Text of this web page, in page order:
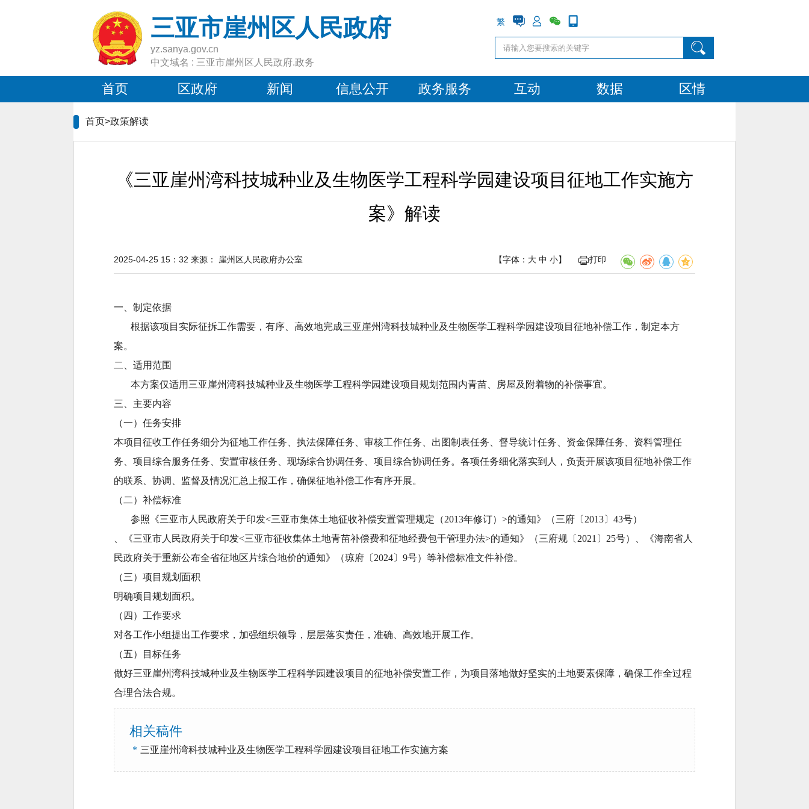
三亚市崖州区人民政府
yz.sanya.gov.cn
中文域名 : 三亚市崖州区人民政府.政务
繁
首页 区政府 新闻 信息公开 政务服务 互动 数据 区情
首页>政策解读
《三亚崖州湾科技城种业及生物医学工程科学园建设项目征地工作实施方
案》解读
【字体： 大 中 小】 打印
2025-04-25 15：32 来源： 崖州区人民政府办公室
一、制定依据
根据该项目实际征拆工作需要，有序、高效地完成三亚崖州湾科技城种业及生物医学工程科学园建设项目征地补偿工作，制定本方
案。
二、适用范围
本方案仅适用三亚崖州湾科技城种业及生物医学工程科学园建设项目规划范围内青苗、房屋及附着物的补偿事宜。
三、主要内容
（一）任务安排
本项目征收工作任务细分为征地工作任务、执法保障任务、审核工作任务、出图制表任务、督导统计任务、资金保障任务、资料管理任
务、项目综合服务任务、安置审核任务、现场综合协调任务、项目综合协调任务。各项任务细化落实到人，负责开展该项目征地补偿工作
的联系、协调、监督及情况汇总上报工作，确保征地补偿工作有序开展。
（二）补偿标准
参照《三亚市人民政府关于印发<三亚市集体土地征收补偿安置管理规定（2013年修订）>的通知》（三府〔2013〕43号）
、《三亚市人民政府关于印发<三亚市征收集体土地青苗补偿费和征地经费包干管理办法>的通知》（三府规〔2021〕25号）、《海南省人
民政府关于重新公布全省征地区片综合地价的通知》（琼府〔2024〕9号）等补偿标准文件补偿。
（三）项目规划面积
明确项目规划面积。
（四）工作要求
对各工作小组提出工作要求，加强组织领导，层层落实责任，准确、高效地开展工作。
（五）目标任务
做好三亚崖州湾科技城种业及生物医学工程科学园建设项目的征地补偿安置工作，为项目落地做好坚实的土地要素保障，确保工作全过程
合理合法合规。
相关稿件
* 三亚崖州湾科技城种业及生物医学工程科学园建设项目征地工作实施方案